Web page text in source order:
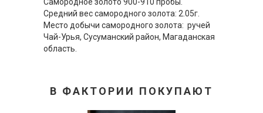
Средний вес самородного золота: 2.05г.
Место добычи самородного золота: ручей
Чай-Урья, Сусуманский район, Магаданская
область.
В ФАКТОРИИ ПОКУПАЮТ